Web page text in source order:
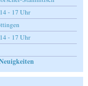
- 17 Uhr
- 17 Uhr